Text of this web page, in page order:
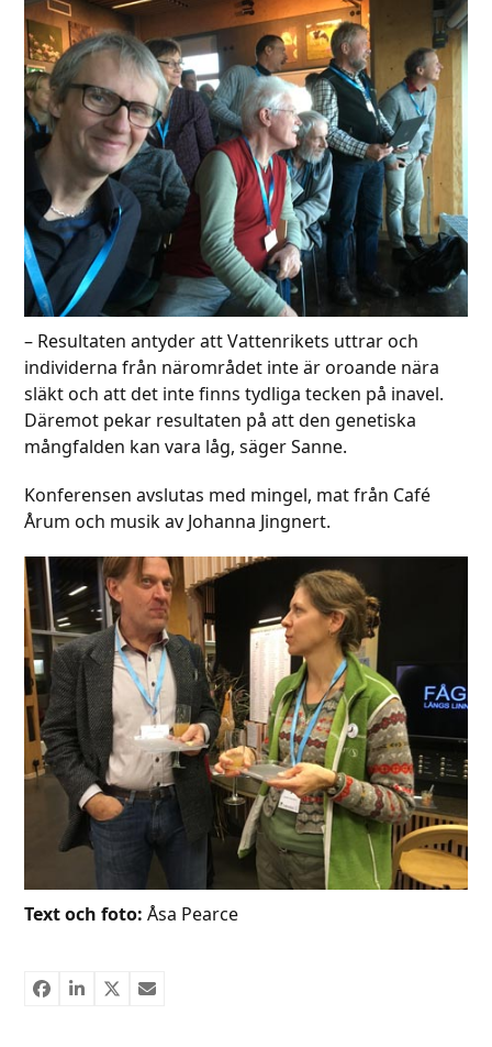
– Resultaten antyder att Vattenrikets uttrar och
individerna från närområdet inte är oroande nära
släkt och att det inte finns tydliga tecken på inavel.
Däremot pekar resultaten på att den genetiska
mångfalden kan vara låg, säger Sanne.
Konferensen avslutas med mingel, mat från Café
Årum och musik av Johanna Jingnert.
Text och foto: Åsa Pearce